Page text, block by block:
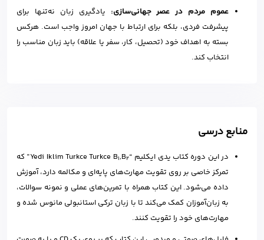
عموم مردم در عصر جهانی‌سازی: یادگیری زبان نه‌تنها برای
پیشرفت فردی، بلکه برای ارتباط با جهان امروز واجب است. هرکس
بسته به اهداف خود (تحصیل، کار، سفر یا علاقه) باید زبان مناسب را
انتخاب کند.
منابع درسی
در این دوره کتاب یدی ایکلیم “Yedi Iklim Turkce Turkce B 1,B2
” که
تمرکز خاصی بر روی تقویت مهارت‌های پایه‌ای و مکالمه دارد، آموزش
داده می‌شود. این کتاب همراه با تمرین‌های عملی و نمونه سوالات،
به زبان‌آموزان کمک می‌کند تا با زبان ترکی استانبولی مانوس شده و
مهارت‌های خود را تقویت کنند.